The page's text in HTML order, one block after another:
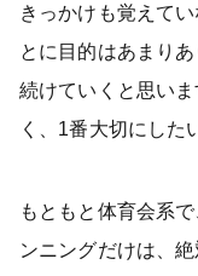
きっかけも覚えて
とに目的はあまり
続けていくと思い
く、1番大切にした
もともと体育会系
ンニングだけは、